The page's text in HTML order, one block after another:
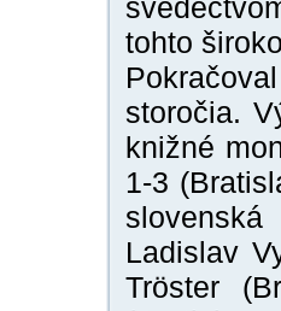
tohto
storočia.
knižné
1-3
Ladislav
Tröster